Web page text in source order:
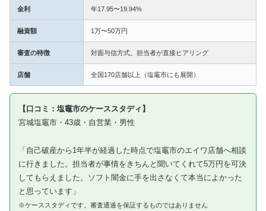
金利 年17.95〜19.94%
融資額 1万〜50万円
審査の特徴 対面与信方式。担当者が直接ヒアリング
店舗 全国170店舗以上（塩竈市にも展開）
【口コミ：塩竈市のケーススタディ】
宮城塩竈市・43歳・自営業・男性
「自己破産から1年半が経過した時点で塩竈市のエイワ店舗へ相談
に行きました。担当者が事情をきちんと聞いてくれて5万円を可決
してもらえました。ソフト闇金に手を出さなくて本当によかった
と思っています」
※ケーススタディです。審査通過を保証するものではありません